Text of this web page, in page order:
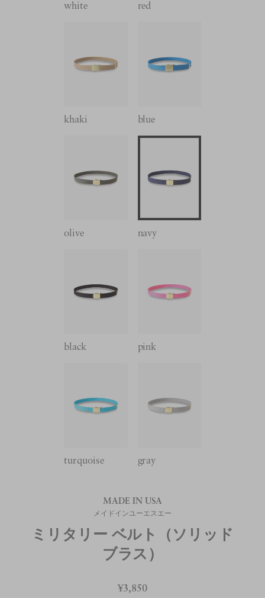
white red
khaki blue
olive navy
black pink
turquoise gray
MADE IN USA
メイドインユーエスエー
ミリタリー ベルト（ソリッド
ブラス）
¥3,850